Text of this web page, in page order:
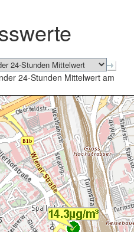
schließen
24-Stunden Mittelwert am